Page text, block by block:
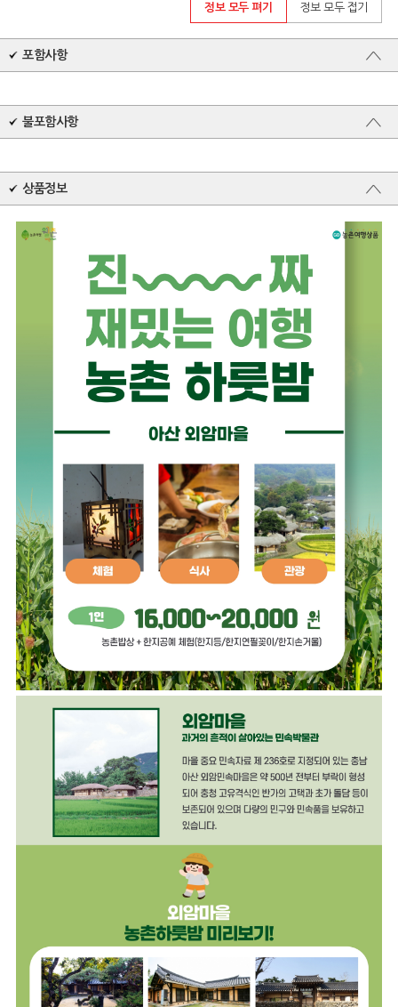
정보 모두 접기
정보 모두 펴기
포함사항
불포함사항
상품정보